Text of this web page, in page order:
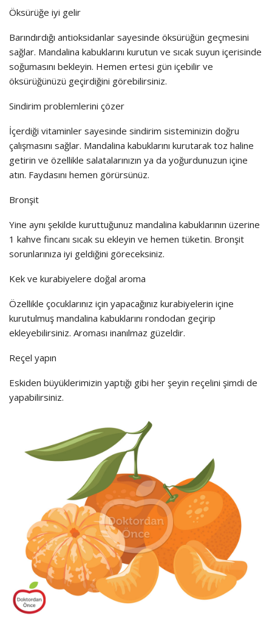
Öksürüğe iyi gelir
Barındırdığı antioksidanlar sayesinde öksürüğün geçmesini
sağlar. Mandalina kabuklarını kurutun ve sıcak suyun içerisinde
soğumasını bekleyin. Hemen ertesi gün içebilir ve
öksürüğünüzü geçirdiğini görebilirsiniz.
Sindirim problemlerini çözer
İçerdiği vitaminler sayesinde sindirim sisteminizin doğru
çalışmasını sağlar. Mandalina kabuklarını kurutarak toz haline
getirin ve özellikle salatalarınızın ya da yoğurdunuzun içine
atın. Faydasını hemen görürsünüz.
Bronşit
Yine aynı şekilde kuruttuğunuz mandalina kabuklarının üzerine
1 kahve fincanı sıcak su ekleyin ve hemen tüketin. Bronşit
sorunlarınıza iyi geldiğini göreceksiniz.
Kek ve kurabiyelere doğal aroma
Özellikle çocuklarınız için yapacağınız kurabiyelerin içine
kurutulmuş mandalina kabuklarını rondodan geçirip
ekleyebilirsiniz. Aroması inanılmaz güzeldir.
Reçel yapın
Eskiden büyüklerimizin yaptığı gibi her şeyin reçelini şimdi de
yapabilirsiniz.